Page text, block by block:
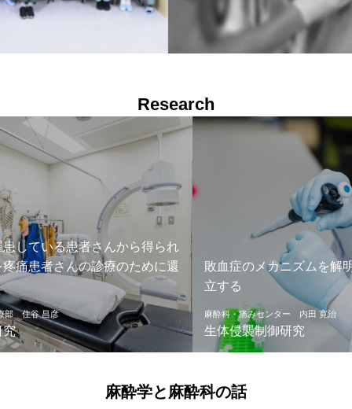
Research
られ
に還
敗血症のメカニズムを解明し治療法を確
麻酔科・痛みセンター 内田 寛治
生体侵襲制御研究
痛み
る分
麻酔科・
痛み
麻酔学と麻酔科の話